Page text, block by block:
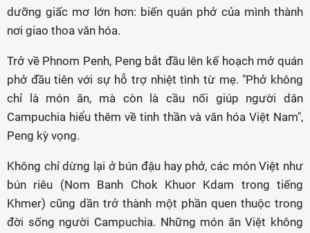
dưỡng giấc mơ lớn hơn: biến quán phở của mình thành
nơi giao thoa văn hóa.
Trở về Phnom Penh, Peng bắt đầu lên kế hoạch mở quán
phở đầu tiên với sự hỗ trợ nhiệt tình từ mẹ. "Phở không
chỉ là món ăn, mà còn là cầu nối giúp người dân
Campuchia hiểu thêm về tinh thần và văn hóa Việt Nam",
Peng kỳ vọng.
Không chỉ dừng lại ở bún đậu hay phở, các món Việt như
bún riêu (Nom Banh Chok Khuor Kdam trong tiếng
Khmer) cũng dần trở thành một phần quen thuộc trong
đời sống người Campuchia. Những món ăn Việt không